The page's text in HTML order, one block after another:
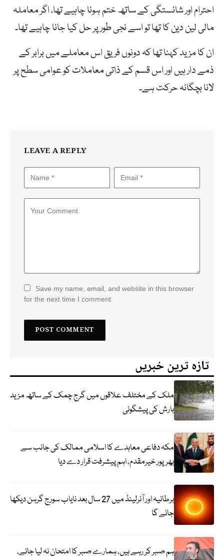
احترام اور شائستگی کے ساتھ ختم ہونا چاہیے تھا، اگر معاملہ
مالی لین دین کا تھا تو اسے نجی طور پر حل کیا جانا چاہیے تھا۔
ان کا مزید کہنا تھا کہ دونوں فریق اس معاملے میں برابر کے
ذمے دار ہیں اور اس قسم کے ذاتی معاملات کو عوامی سطح پر
لانا بچگانہ حرکت ہے۔
LEAVE A REPLY
Save my name, email, and website in this browser
for the next time I comment.
تازہ ترین خبریں
ملک کے مختلف علاقوں میں گرج چمک کے ساتھ مزید
بارش کی پیشگوئی
مکہ دفاعی معاہدے کا اسلامی ممالک کی جانب سے
بھرپور خیرمقدم، اہم پیشرفت قرار دے دیا
برطانیہ اور آئرلینڈ میں 27 سال بعد نایاب سورج گرہن دیکھا
جائے گا
ہم صبر کر رہے ہیں، ہمارے صبر کا امتحان نہ لیا جائے،